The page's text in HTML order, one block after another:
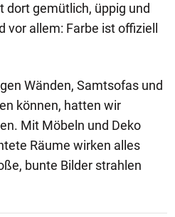
dort gemütlich, üppig und
vor allem: Farbe ist offiziell
Wänden, Samtsofas und
können, hatten wir
Mit Möbeln und Deko
Räume wirken alles
bunte Bilder strahlen